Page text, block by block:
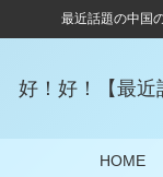
最近話題の中国
好！好！【最近
HOME